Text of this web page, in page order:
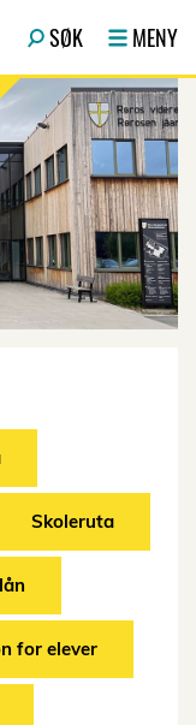
SØK MENY
Skoleruta
for elever